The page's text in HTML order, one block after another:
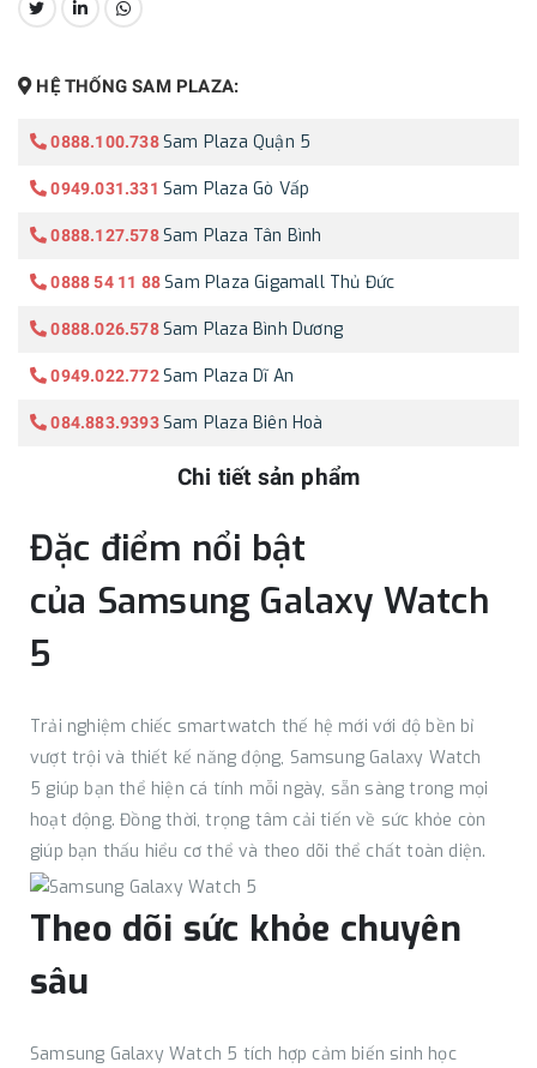
CHIA SẺ:
HỆ THỐNG SAM PLAZA:
0888.100.738 Sam Plaza Quận 5
0949.031.331 Sam Plaza Gò Vấp
0888.127.578 Sam Plaza Tân Bình
0888 54 11 88 Sam Plaza Gigamall Thủ Đức
0888.026.578 Sam Plaza Bình Dương
0949.022.772 Sam Plaza Dĩ An
084.883.9393 Sam Plaza Biên Hoà
Chi tiết sản phẩm
Đặc điểm nổi bật
của Samsung Galaxy Watch
5
Trải nghiệm chiếc smartwatch thế hệ mới với độ bền bỉ
vượt trội và thiết kế năng động, Samsung Galaxy Watch
5 giúp bạn thể hiện cá tính mỗi ngày, sẵn sàng trong mọi
hoạt động. Đồng thời, trọng tâm cải tiến về sức khỏe còn
giúp bạn thấu hiểu cơ thể và theo dõi thể chất toàn diện.
Theo dõi sức khỏe chuyên
sâu
Samsung Galaxy Watch 5 tích hợp cảm biến sinh học